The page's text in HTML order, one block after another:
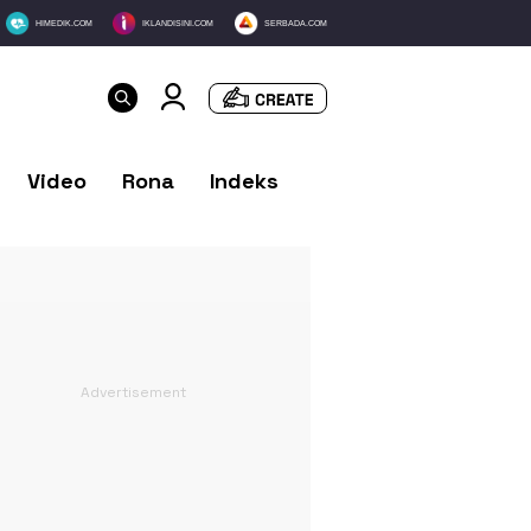
HIMEDIK.COM IKLANDISINI.COM SERBADA.COM
Video Rona Indeks